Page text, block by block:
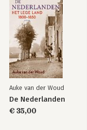
Auke van der Woud
De Nederlanden
€ 35,00